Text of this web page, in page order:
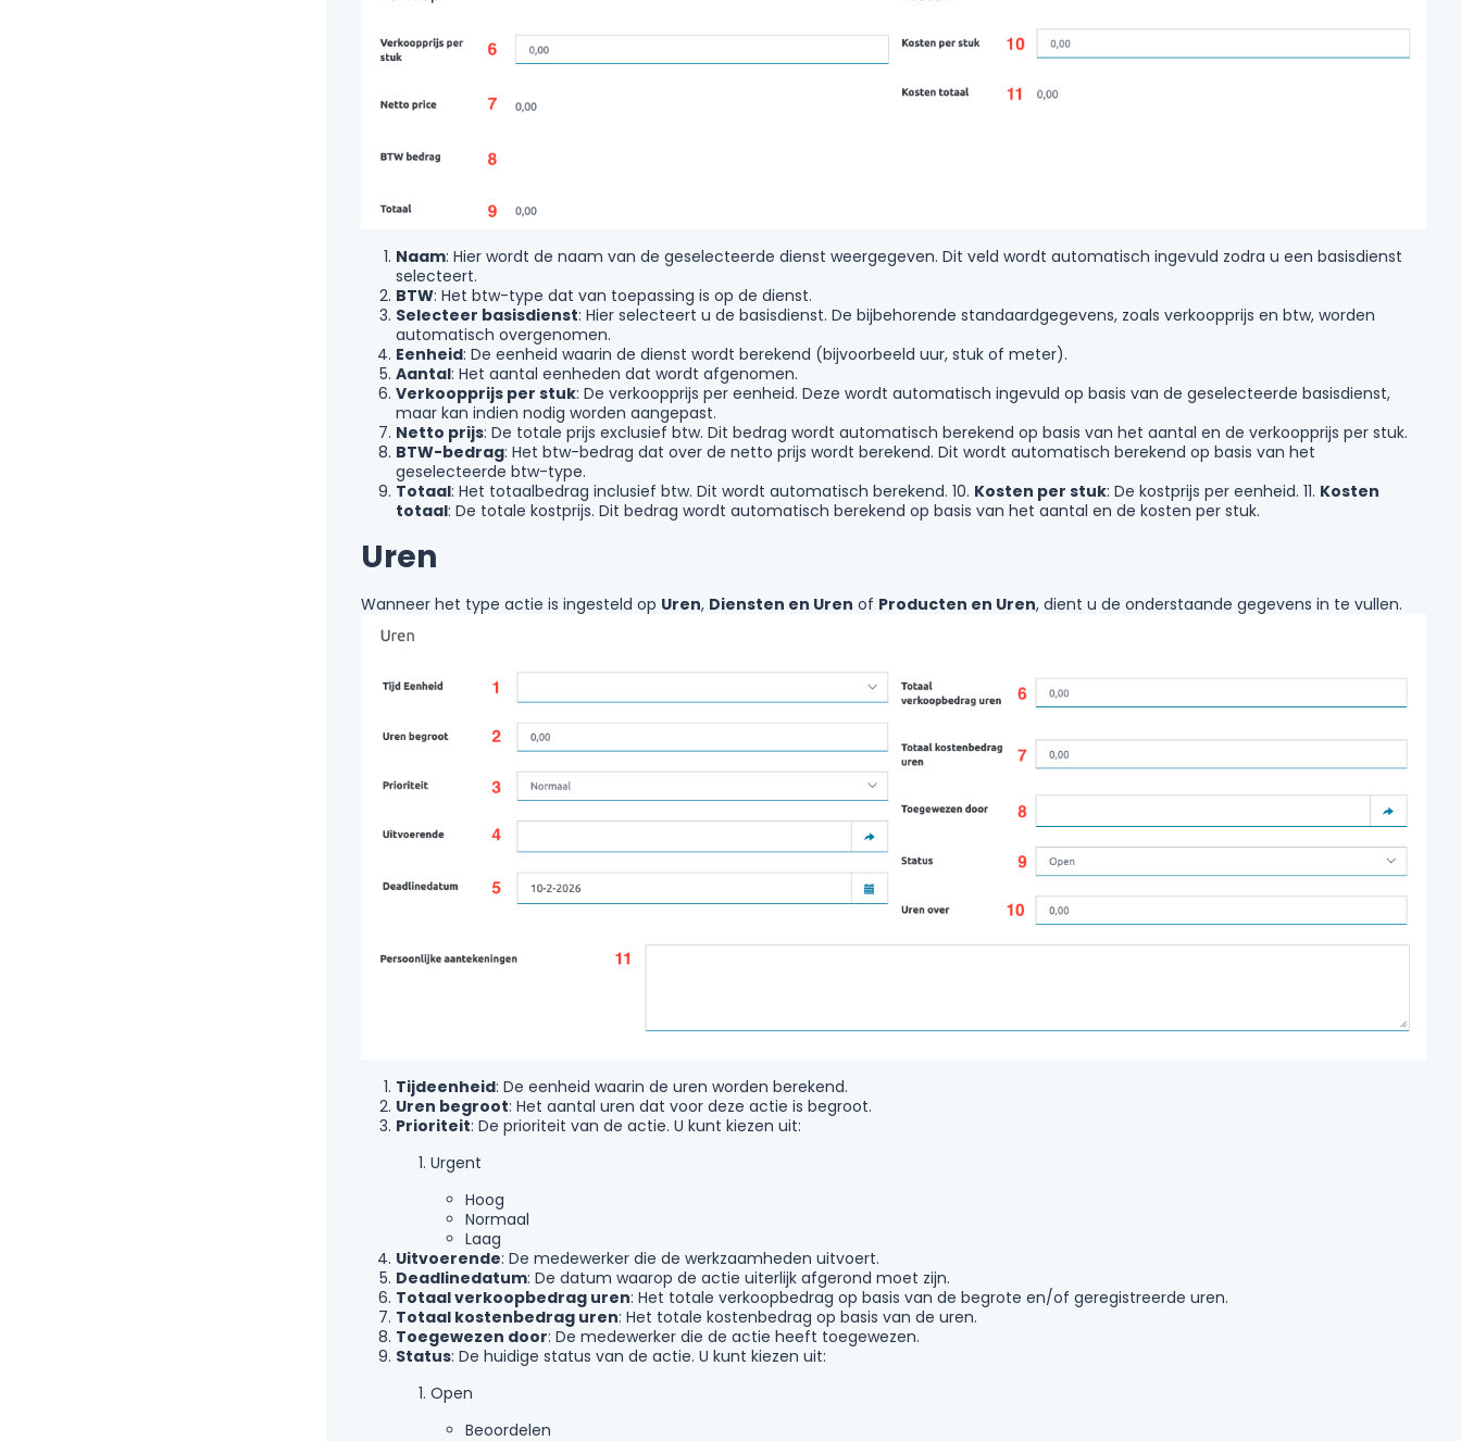
Naam: Hier wordt de naam van de geselecteerde dienst weergegeven. Dit veld wordt automatisch ingevuld zodra u een basisdienst
selecteert.
BTW: Het btw-type dat van toepassing is op de dienst.
Selecteer basisdienst: Hier selecteert u de basisdienst. De bijbehorende standaardgegevens, zoals verkoopprijs en btw, worden
automatisch overgenomen.
Eenheid: De eenheid waarin de dienst wordt berekend (bijvoorbeeld uur, stuk of meter).
Aantal: Het aantal eenheden dat wordt afgenomen.
Verkoopprijs per stuk: De verkoopprijs per eenheid. Deze wordt automatisch ingevuld op basis van de geselecteerde basisdienst,
maar kan indien nodig worden aangepast.
Netto prijs: De totale prijs exclusief btw. Dit bedrag wordt automatisch berekend op basis van het aantal en de verkoopprijs per stuk.
BTW-bedrag: Het btw-bedrag dat over de netto prijs wordt berekend. Dit wordt automatisch berekend op basis van het
geselecteerde btw-type.
Totaal: Het totaalbedrag inclusief btw. Dit wordt automatisch berekend. 10. Kosten per stuk: De kostprijs per eenheid. 11. Kosten
totaal: De totale kostprijs. Dit bedrag wordt automatisch berekend op basis van het aantal en de kosten per stuk.
Uren
Wanneer het type actie is ingesteld op Uren, Diensten en Uren of Producten en Uren, dient u de onderstaande gegevens in te vullen.
Tijdeenheid: De eenheid waarin de uren worden berekend.
Uren begroot: Het aantal uren dat voor deze actie is begroot.
Prioriteit: De prioriteit van de actie. U kunt kiezen uit:
Urgent
Hoog
Normaal
Laag
Uitvoerende: De medewerker die de werkzaamheden uitvoert.
Deadlinedatum: De datum waarop de actie uiterlijk afgerond moet zijn.
Totaal verkoopbedrag uren: Het totale verkoopbedrag op basis van de begrote en/of geregistreerde uren.
Totaal kostenbedrag uren: Het totale kostenbedrag op basis van de uren.
Toegewezen door: De medewerker die de actie heeft toegewezen.
Status: De huidige status van de actie. U kunt kiezen uit:
Open
Beoordelen